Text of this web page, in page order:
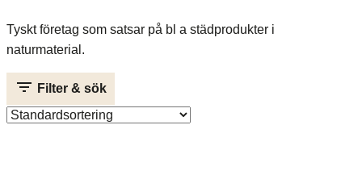
Tyskt företag som satsar på bl a städprodukter i
naturmaterial.
Filter & sök